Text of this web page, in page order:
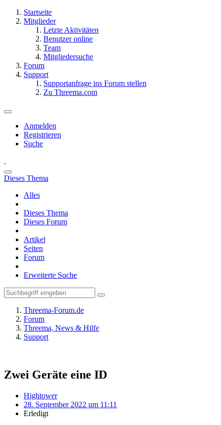
Startseite
Mitglieder
Letzte Aktivitäten
Benutzer online
Team
Mitgliedersuche
Forum
Support
Supportanfrage ins Forum stellen
Zu Threema.com
Anmelden
Registrieren
Suche
Dieses Thema
Alles
Dieses Thema
Dieses Forum
Artikel
Seiten
Forum
Erweiterte Suche
Threema-Forum.de
Forum
Threema, News & Hilfe
Support
Zwei Geräte eine ID
Hightower
28. September 2022 um 11:11
Erledigt